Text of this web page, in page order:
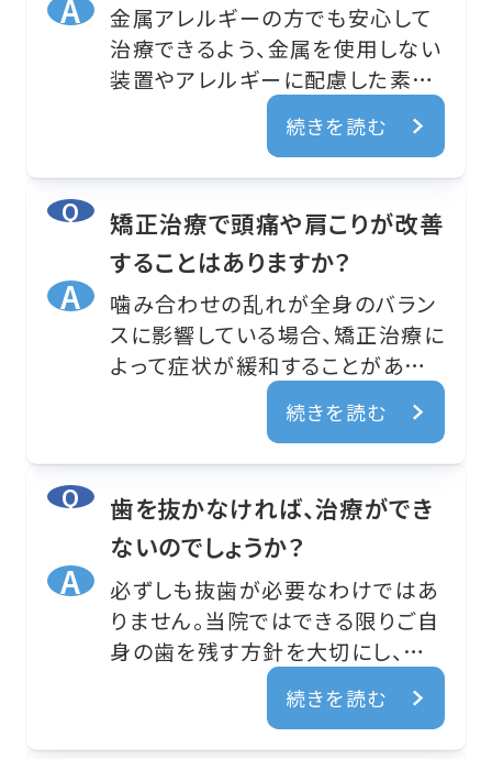
金属アレルギーの方でも安心して
治療できるよう、金属を使用しない
装置やアレルギーに配慮した素材
を用いた方法をご提案できます。事
前にアレルギー歴を伺い、適切な
装置選択と安全な治療計画を立て
続きを読む
矯正治療で頭痛や肩こりが改善
することはありますか？
噛み合わせの乱れが全身のバラン
スに影響している場合、矯正治療に
よって症状が緩和することがありま
す。当院では歯並びだけでなく、顎
の動きや姿勢との関連も考慮した
診断を行い、全身の調和を大切に
続きを読む
歯を抜かなければ、治療ができ
ないのでしょうか？
必ずしも抜歯が必要なわけではあ
りません。当院ではできる限りご自
身の歯を残す方針を大切にし、精
密な検査で歯を保存できる方法を
まず検討します。抜歯が最適と判断
される場合でも、その理由をしっか
続きを読む